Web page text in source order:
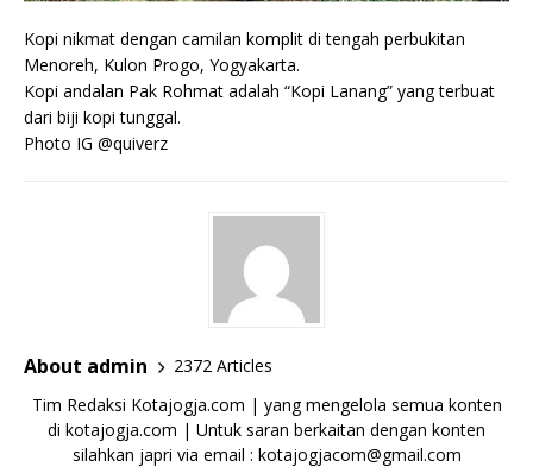
Kopi nikmat dengan camilan komplit di tengah perbukitan
Menoreh, Kulon Progo, Yogyakarta.
Kopi andalan Pak Rohmat adalah “Kopi Lanang” yang terbuat
dari biji kopi tunggal.
Photo IG @quiverz
About admin
2372 Articles
Tim Redaksi Kotajogja.com | yang mengelola semua konten
di kotajogja.com | Untuk saran berkaitan dengan konten
silahkan japri via email : kotajogjacom@gmail.com